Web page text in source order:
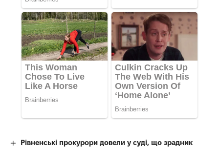
Рівненські прокурори довели у суді, що зрадник